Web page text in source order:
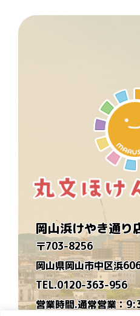
岡山浜けやき通り
〒703-8256
岡山県岡山市中区浜
TEL.0120-363-956
営業時間.通常営業